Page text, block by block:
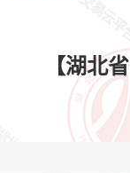
【湖北